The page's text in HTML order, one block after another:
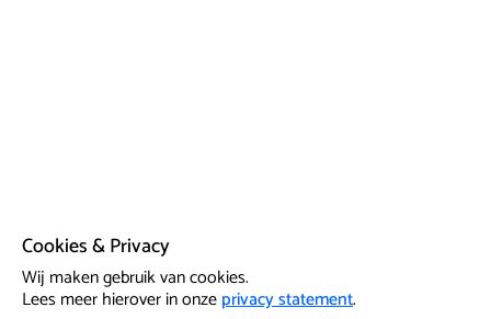
Cookies & Privacy
Wij maken gebruik van cookies.
Lees meer hierover in onzeprivacy statement.